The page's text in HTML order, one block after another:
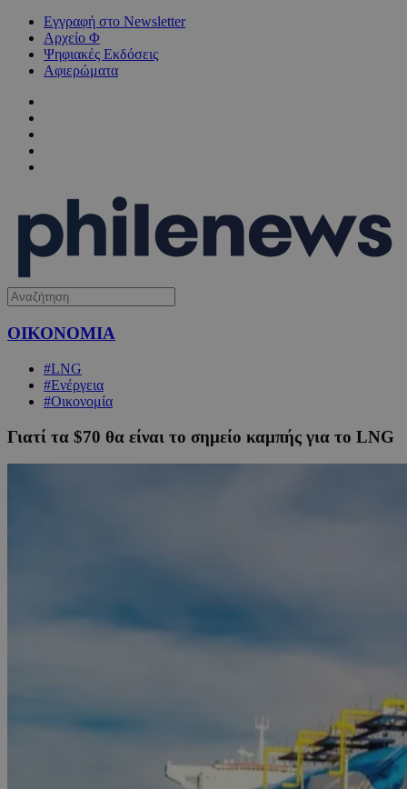
Εγγραφή στο Newsletter
Αρχείο Φ
Ψηφιακές Εκδόσεις
Αφιερώματα
ΟΙΚΟΝΟΜΙΑ
#LNG
#Ενέργεια
#Οικονομία
Γιατί τα $70 θα είναι το σημείο καμπής για το LNG